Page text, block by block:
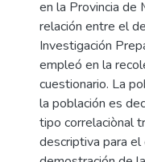
en la Provincia de
relación entre el
Investigación
empleó en la
cuestionario. La
la población es
tipo correlaciònal
descriptiva para